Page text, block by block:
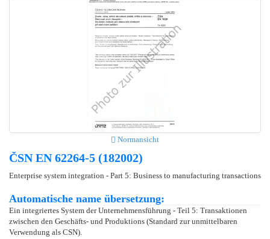
Normansicht
ČSN EN 62264-5 (182002)
Enterprise system integration - Part 5: Business to manufacturing transactions
Automatische name übersetzung:
Ein integriertes System der Unternehmensführung - Teil 5: Transaktionen
zwischen den Geschäfts- und Produktions (Standard zur unmittelbaren
Verwendung als CSN).